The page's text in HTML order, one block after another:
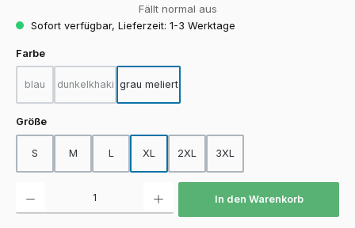
Fällt normal aus
Sofort verfügbar, Lieferzeit: 1-3 Werktage
Farbeauswählen
blau
(Diese Option ist zurzeit nicht verfügbar.)
dunkelkhaki
(Diese Option ist zurzeit nicht verfügbar.)
grau meliert
Größeauswählen
S M L XL 2XL 3XL
In den Warenkorb